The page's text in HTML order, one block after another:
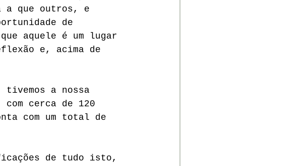
a que outros, e
de
aquele é um lugar
e, acima de
a nossa
cerca de 120
com um total de
de tudo isto,